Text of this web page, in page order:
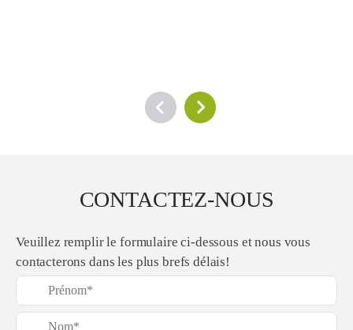
CONTACTEZ-NOUS
Veuillez remplir le formulaire ci-dessous et nous vous
contacterons dans les plus brefs délais!